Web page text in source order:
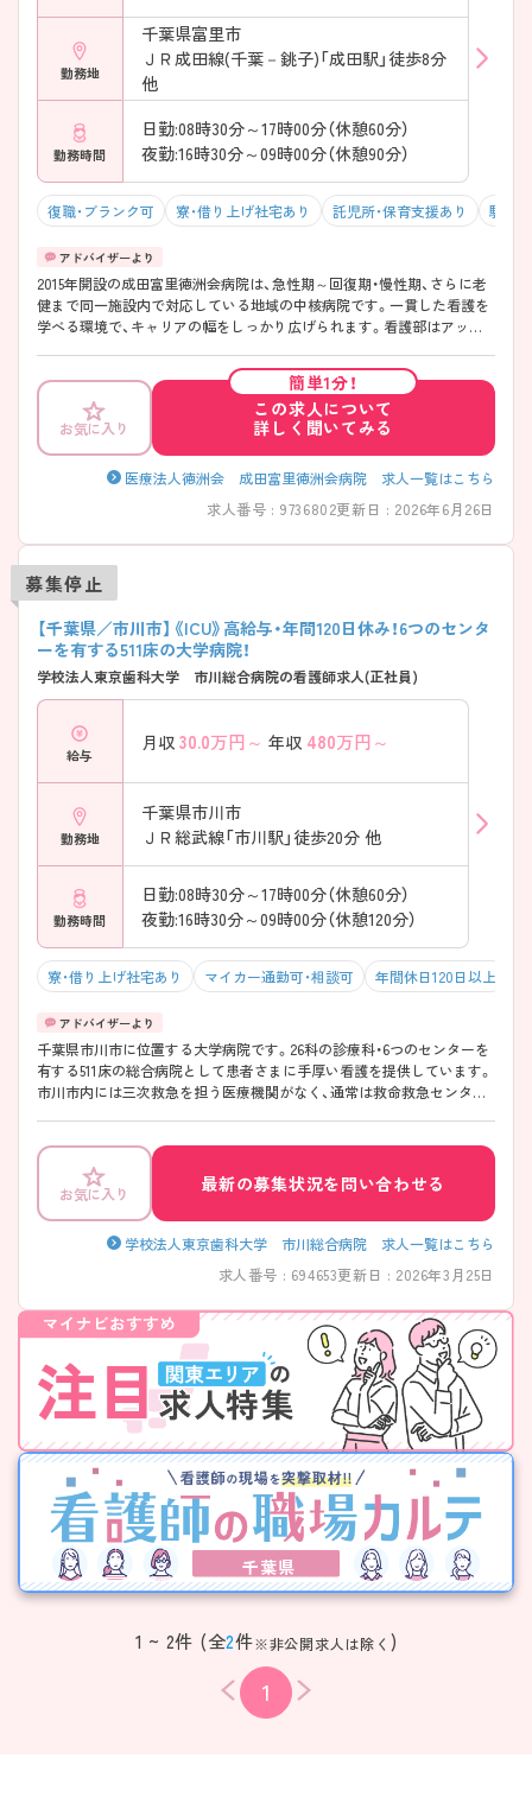
勤務地
千葉県富里市
ＪＲ成田線(千葉－銚子)「成田駅」徒歩8分
他
勤務時間
日勤:08時30分～17時00分（休憩60分）
夜勤:16時30分～09時00分（休憩90分）
復職・ブランク可 寮・借り上げ社宅あり 託児所・保育支援あり 駅チカ
2015年開設の成田富里徳洲会病院は、急性期～回復期・慢性期、さらに老
健まで同一施設内で対応している地域の中核病院です。一貫した看護を
学べる環境で、キャリアの幅をしっかり広げられます。看護部はアット
認定看護師の取得支援や大手法人ならではの充実した研修制度など、成
長を後押しする体制も充実しています。さらに寮や24時間託児所、医療
費還付制度など福利厚生も整っており、長く安心して働き続けられる職
場です。成田空港近くという立地もあり、県外から転居を伴うご転職を
されてくる方も多くいらっしゃる環境です！
――――――――――――――― ■ ブランクOKの安心サポート
リセプター制度あり ・既卒者向けの技術フォローあり ・相談しやすいア
ットホームな雰囲気 ・クリニカルラダー教育 → 初めての環境でも無理
なくスタートできます ――――――――――――――― ■ キャリアア
ップを全力支援！ ――――――――――――――― 学ぶ意欲をしっかり
サポートしています。 ・徳洲会グループ独自のキャリアアップ体制あり
・専門・認定看護師の取得支援あり ・キャリア志向に応じたサポート体制
→ 向上心のある方にぴったりの環境です
――――――――――――――― ■ 生活を支える手厚い福利厚生
――――――――――――――― 安心して働ける制度が充実していま
す。 ・寮完備（オートロック付き） ・医療費還付制度（家族も対象） ・人間ド
ック無料（35歳以上） ・職員食堂あり → 生活面の不安をしっかりカバーで
きます ――――――――――――――― ■ 子育ても安心のサポート体
休が取りやすい環境 → 子育て中の方も無理なく働けます
――――――――――――――― ■ アクセス良好で生活も便利！
仕事帰りの買い物も便利な立地です
お気に入り
簡単1分！
この求人について
詳しく聞いてみる
医療法人徳洲会 成田富里徳洲会病院 求人一覧はこちら
求人番号 : 9736802更新日 : 2026年6月26日
募集停止
【千葉県／市川市】《ICU》高給与・年間120日休み！6つのセンタ
ーを有する511床の大学病院！
学校法人東京歯科大学 市川総合病院の看護師求人(正社員)
給与
月収 30.0万円～ 年収 480万円～
勤務地
千葉県市川市
ＪＲ総武線「市川駅」徒歩20分 他
勤務時間
日勤:08時30分～17時00分（休憩60分）
夜勤:16時30分～09時00分（休憩120分）
寮・借り上げ社宅あり マイカー通勤可・相談可 年間休日120日以上
千葉県市川市に位置する大学病院です。26科の診療科・6つのセンターを
有する511床の総合病院として患者さまに手厚い看護を提供しています。
市川市内には三次救急を担う医療機関がなく、通常は救命救急センター
シミュレーターを使った現実さながらのシミュレーション研修を実施し
ています。 スキル面だけでなく福利厚生面も充実しており、年間120日の
休日・24時間託児所を完備しております。 これから更に経験を積みスキ
ルを高めていきたい方、スキルを落とさずご家庭との両立を叶えていき
たい方におすすめで、長期的に充実したキャリア形成ができる環境があ
お気に入り 最新の募集状況を問い合わせる
学校法人東京歯科大学 市川総合病院 求人一覧はこちら
求人番号 : 694653更新日 : 2026年3月25日
千葉県
1 ~ 2件 (全2件※非公開求人は除く )
1